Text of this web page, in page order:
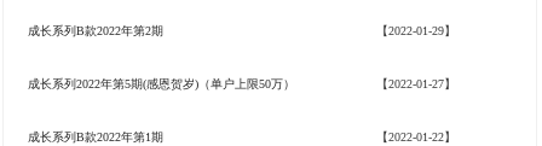
成长系列B款2022年第2期 【2022-01-29】
成长系列2022年第5期(感恩贺岁)（单户上限50万） 【2022-01-27】
成长系列B款2022年第1期 【2022-01-22】